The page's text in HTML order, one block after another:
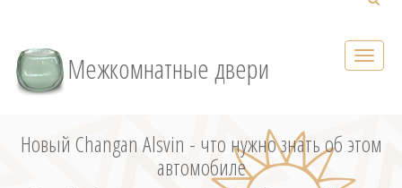
Межкомнатные двери
Новый Changan Alsvin - что нужно знать об этом
автомобиле